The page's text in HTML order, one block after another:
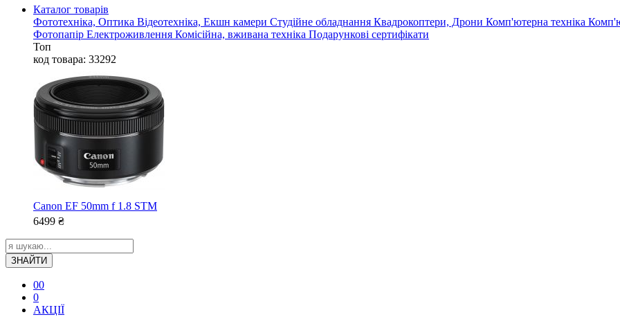
Каталог товарів
Фототехніка, Оптика Відеотехніка, Екшн камери Студійне обладнання Квадрокоптери, Дрони Комп'ютерна техніка
Фотопапір Електроживлення Комісійна, вживана техніка Подарункові сертифікати
Топ
код товара: 33292
Canon EF 50mm f 1.8 STM
6499 ₴
ЗНАЙТИ
00
0
АКЦІЇ